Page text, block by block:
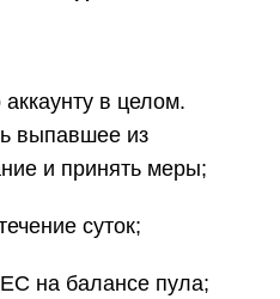
в целом.
выпавшее из
и принять меры;
суток;
на балансе пула;